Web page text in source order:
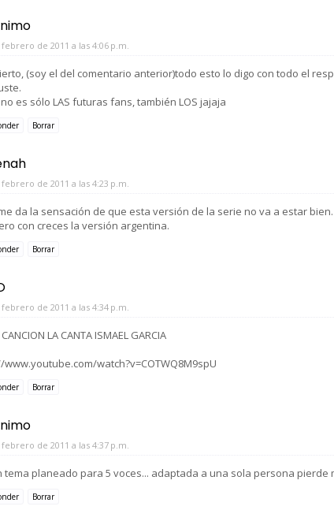
febrero de 2011 a las 4:06 p.m.
(soy el del comentario anterior)todo esto lo digo con todo el
es sólo LAS futuras fans, también LOS jajaja
Borrar
febrero de 2011 a las 4:23 p.m.
da la sensación de que esta versión de la serie no va a estar
con creces la versión argentina.
Borrar
febrero de 2011 a las 4:34 p.m.
CANCION LA CANTA ISMAEL GARCIA
watch?v=COTWQ8M9spU
Borrar
febrero de 2011 a las 4:37 p.m.
tema planeado para 5 voces... adaptada a una sola persona pierde
Borrar